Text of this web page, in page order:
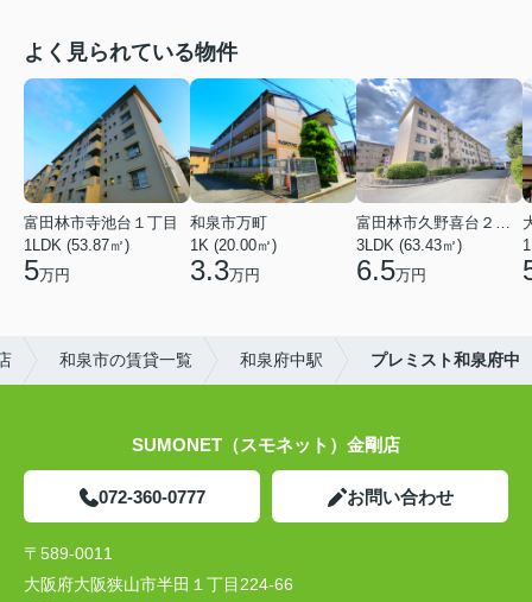
よく見られている物件
富田林市寺池台１丁目
1LDK (53.87㎡)
5万円
和泉市万町
1K (20.00㎡)
3.3万円
富田林市久野喜台２丁目
3LDK (63.43㎡)
6.5万円
和泉市の賃貸一覧 和泉府中駅 プレミスト和泉府中
SUMONET（スモネット）金剛店
072-360-0777 お問い合わせ
〒589-0011
大阪府大阪狭山市半田１丁目224-66